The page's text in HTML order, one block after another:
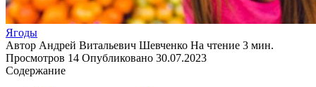
Ягоды
Автор Андрей Витальевич Шевченко На чтение 3 мин.
Просмотров 14 Опубликовано 30.07.2023
Содержание